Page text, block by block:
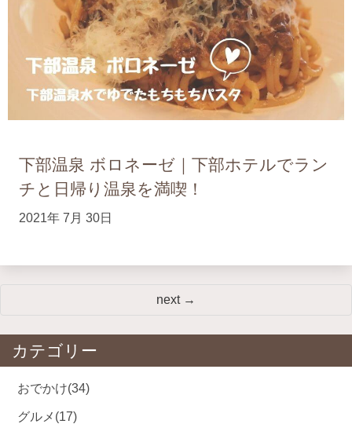
下部温泉 ボロネーゼ｜下部ホテルでラン
チと日帰り温泉を満喫！
2021年 7月 30日
next →
カテゴリー
おでかけ(34)
グルメ (17)